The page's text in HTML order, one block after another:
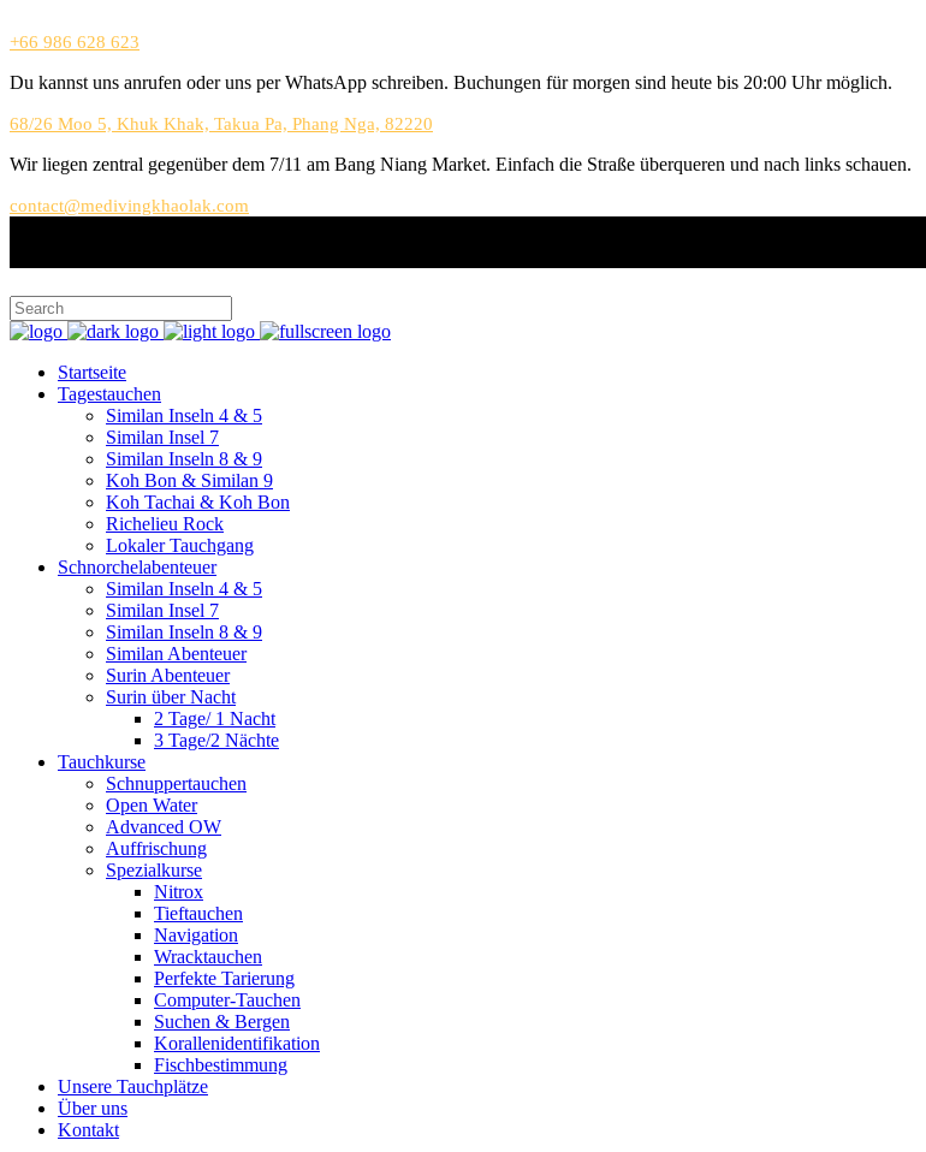
+66 986 628 623
Du kannst uns anrufen oder uns per WhatsApp schreiben. Buchungen für morgen sind heute bis 20:00 Uhr möglich.
68/26 Moo 5, Khuk Khak, Takua Pa, Phang Nga, 82220
Wir liegen zentral gegenüber dem 7/11 am Bang Niang Market. Einfach die Straße überqueren und nach links schauen.
contact@medivingkhaolak.com
Startseite
Tagestauchen
Similan Inseln 4 & 5
Similan Insel 7
Similan Inseln 8 & 9
Koh Bon & Similan 9
Koh Tachai & Koh Bon
Richelieu Rock
Lokaler Tauchgang
Schnorchelabenteuer
Similan Inseln 4 & 5
Similan Insel 7
Similan Inseln 8 & 9
Similan Abenteuer
Surin Abenteuer
Surin über Nacht
2 Tage/ 1 Nacht
3 Tage/2 Nächte
Tauchkurse
Schnuppertauchen
Open Water
Advanced OW
Auffrischung
Spezialkurse
Nitrox
Tieftauchen
Navigation
Wracktauchen
Perfekte Tarierung
Computer-Tauchen
Suchen & Bergen
Korallenidentifikation
Fischbestimmung
Unsere Tauchplätze
Über uns
Kontakt